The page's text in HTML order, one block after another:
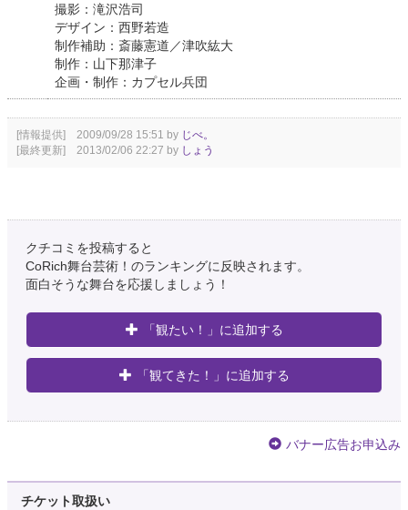
撮影：滝沢浩司
デザイン：西野若造
制作補助：斎藤憲道／津吹紘大
制作：山下那津子
企画・制作：カプセル兵団
[情報提供] 2009/09/28 15:51 by じべ。
[最終更新] 2013/02/06 22:27 by しょう
クチコミを投稿すると
CoRich舞台芸術！のランキングに反映されます。
面白そうな舞台を応援しましょう！
「観たい！」に追加する
「観てきた！」に追加する
バナー広告お申込み
チケット取扱い